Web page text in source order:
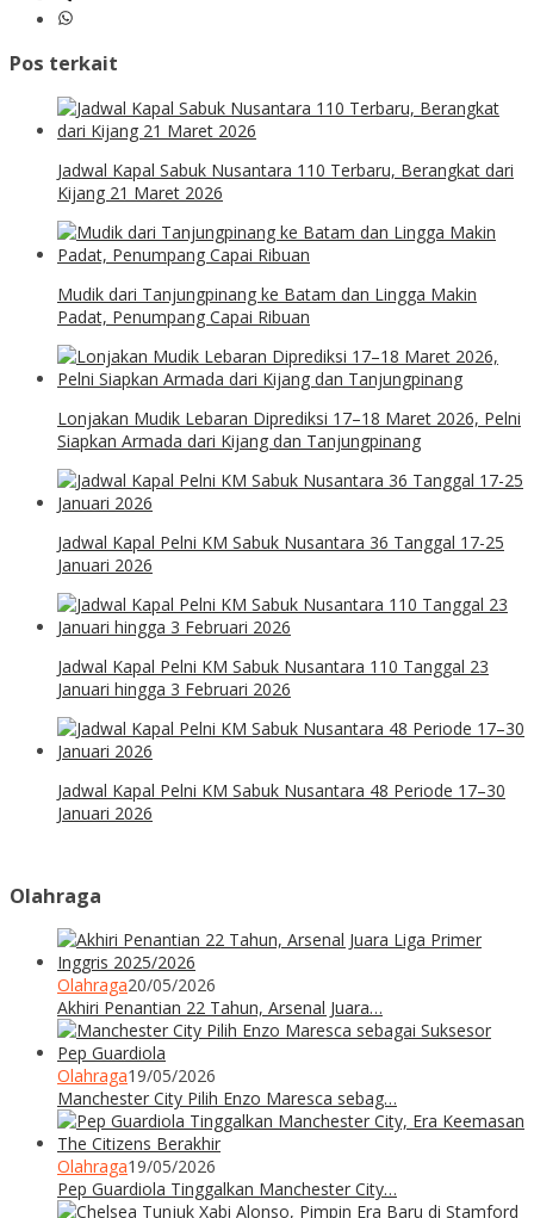
Pos terkait
Jadwal Kapal Sabuk Nusantara 110 Terbaru, Berangkat dari
Kijang 21 Maret 2026
Mudik dari Tanjungpinang ke Batam dan Lingga Makin
Padat, Penumpang Capai Ribuan
Lonjakan Mudik Lebaran Diprediksi 17–18 Maret 2026, Pelni
Siapkan Armada dari Kijang dan Tanjungpinang
Jadwal Kapal Pelni KM Sabuk Nusantara 36 Tanggal 17-25
Januari 2026
Jadwal Kapal Pelni KM Sabuk Nusantara 110 Tanggal 23
Januari hingga 3 Februari 2026
Jadwal Kapal Pelni KM Sabuk Nusantara 48 Periode 17–30
Januari 2026
Olahraga
Olahraga20/05/2026
Akhiri Penantian 22 Tahun, Arsenal Juara…
Olahraga19/05/2026
Manchester City Pilih Enzo Maresca sebag…
Olahraga19/05/2026
Pep Guardiola Tinggalkan Manchester City…